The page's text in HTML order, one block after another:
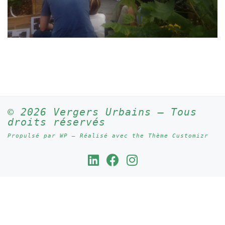
© 2026 Vergers Urbains – Tous
droits réservés
Propulsé par WP – Réalisé avec the Thème Customizr